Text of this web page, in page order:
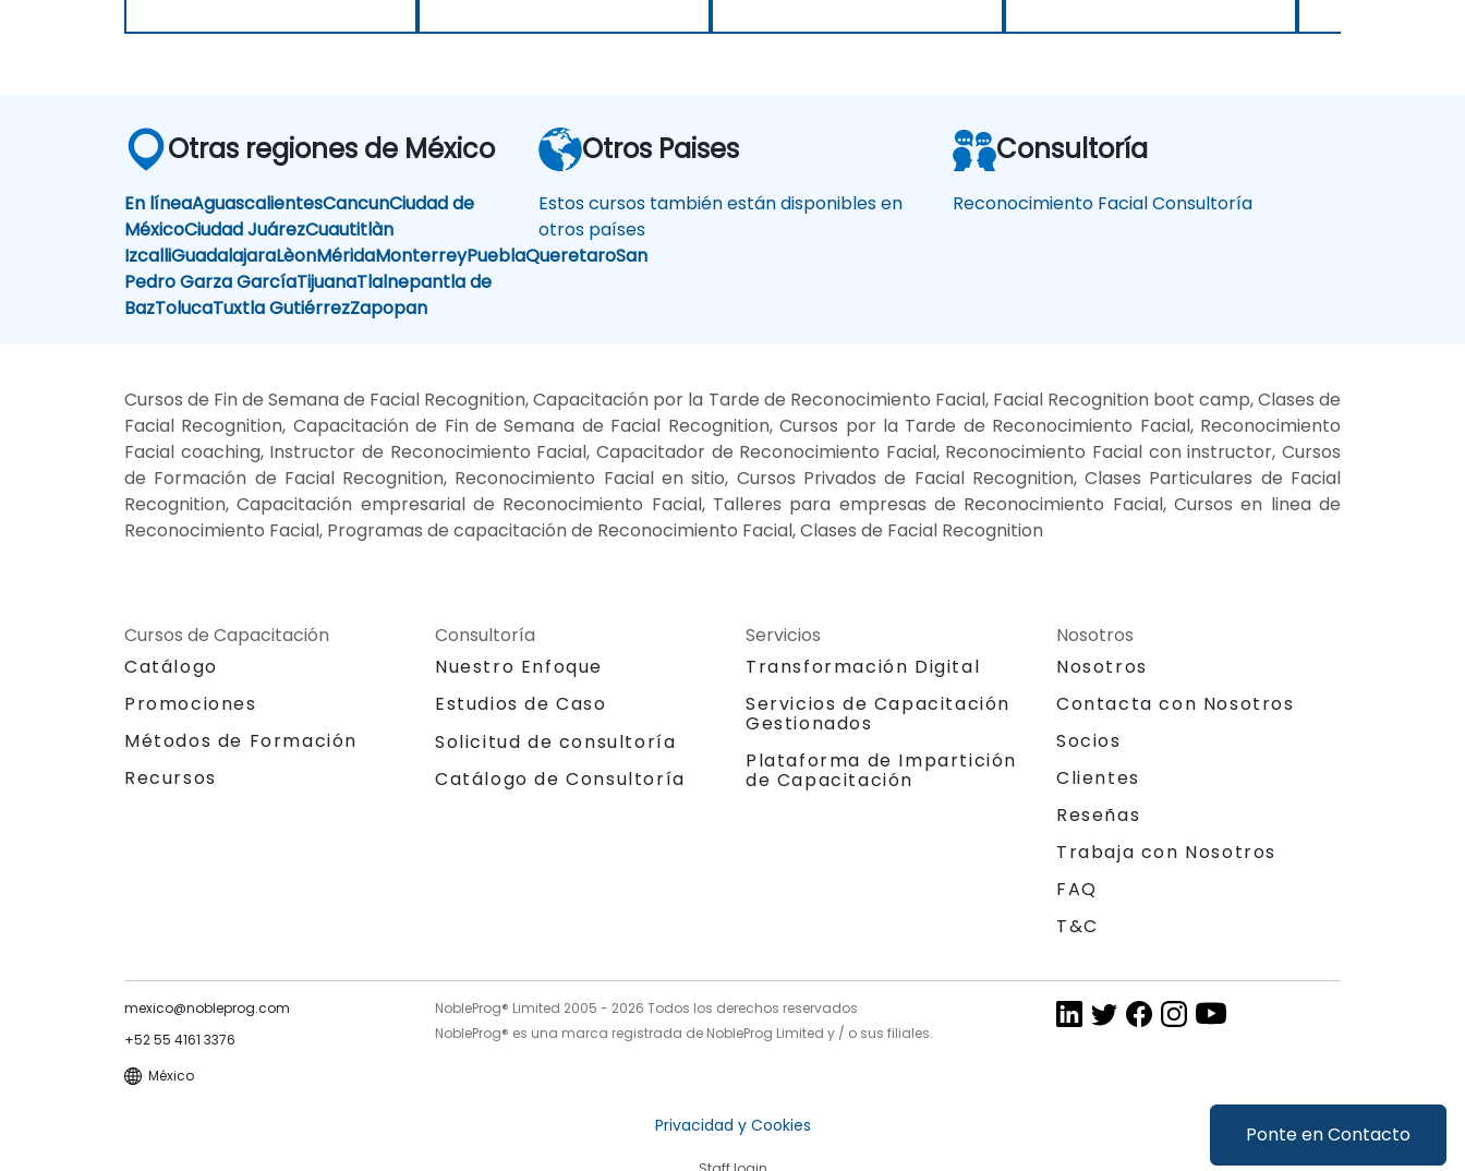
Ponte en Contacto
Otras regiones de México
En líneaAguascalientesCancunCiudad de
MéxicoCiudad JuárezCuautitlàn
IzcalliGuadalajaraLèonMéridaMonterreyPueblaQueretaroSan
Pedro Garza GarcíaTijuanaTlalnepantla de
BazTolucaTuxtla GutiérrezZapopan
Otros Paises
Estos cursos también están disponibles en
otros países
Consultoría
Reconocimiento Facial Consultoría
Cursos de Fin de Semana de Facial Recognition, Capacitación por la Tarde de Reconocimiento Facial, Facial Recognition boot camp, Clases de
Facial Recognition, Capacitación de Fin de Semana de Facial Recognition, Cursos por la Tarde de Reconocimiento Facial, Reconocimiento
Facial coaching, Instructor de Reconocimiento Facial, Capacitador de Reconocimiento Facial, Reconocimiento Facial con instructor, Cursos
de Formación de Facial Recognition, Reconocimiento Facial en sitio, Cursos Privados de Facial Recognition, Clases Particulares de Facial
Recognition, Capacitación empresarial de Reconocimiento Facial, Talleres para empresas de Reconocimiento Facial, Cursos en linea de
Reconocimiento Facial, Programas de capacitación de Reconocimiento Facial, Clases de Facial Recognition
Cursos de Capacitación
Catálogo
Promociones
Métodos de Formación
Recursos
Consultoría
Nuestro Enfoque
Estudios de Caso
Solicitud de consultoría
Catálogo de Consultoría
Servicios
Transformación Digital
Servicios de Capacitación
Gestionados
Plataforma de Impartición
de Capacitación
Nosotros
Nosotros
Contacta con Nosotros
Socios
Clientes
Reseñas
Trabaja con Nosotros
FAQ
T&C
mexico@nobleprog.com
+52 55 4161 3376
México
NobleProg® Limited 2005 - 2026 Todos los derechos reservados
NobleProg® es una marca registrada de NobleProg Limited y / o sus filiales.
Privacidad y Cookies